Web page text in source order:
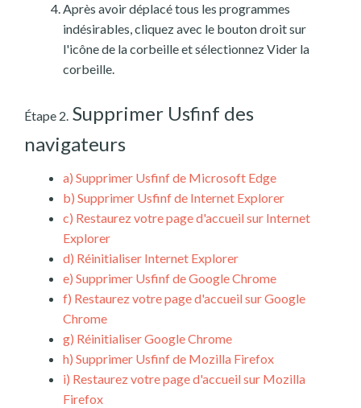
Après avoir déplacé tous les programmes
indésirables, cliquez avec le bouton droit sur
l'icône de la corbeille et sélectionnez Vider la
corbeille.
Étape 2. Supprimer Usfinf des
navigateurs
a) Supprimer Usfinf de Microsoft Edge
b) Supprimer Usfinf de Internet Explorer
c) Restaurez votre page d'accueil sur Internet
Explorer
d) Réinitialiser Internet Explorer
e) Supprimer Usfinf de Google Chrome
f) Restaurez votre page d'accueil sur Google
Chrome
g) Réinitialiser Google Chrome
h) Supprimer Usfinf de Mozilla Firefox
i) Restaurez votre page d'accueil sur Mozilla
Firefox